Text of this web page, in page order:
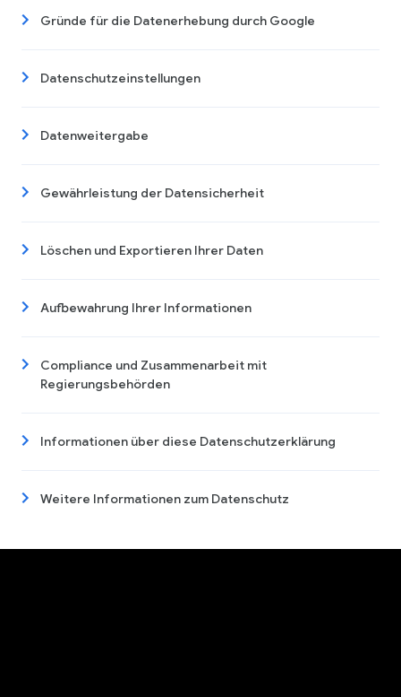
Gründe für die Datenerhebung durch Google
Datenschutzeinstellungen
Datenweitergabe
Gewährleistung der Datensicherheit
Löschen und Exportieren Ihrer Daten
Aufbewahrung Ihrer Informationen
Compliance und Zusammenarbeit mit
Regierungsbehörden
Informationen über diese Datenschutzerklärung
Weitere Informationen zum Datenschutz